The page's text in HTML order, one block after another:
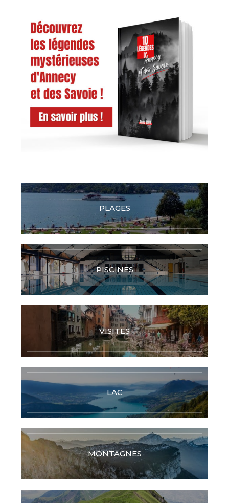
PLAGES
PISCINES
VISITES
LAC
MONTAGNES